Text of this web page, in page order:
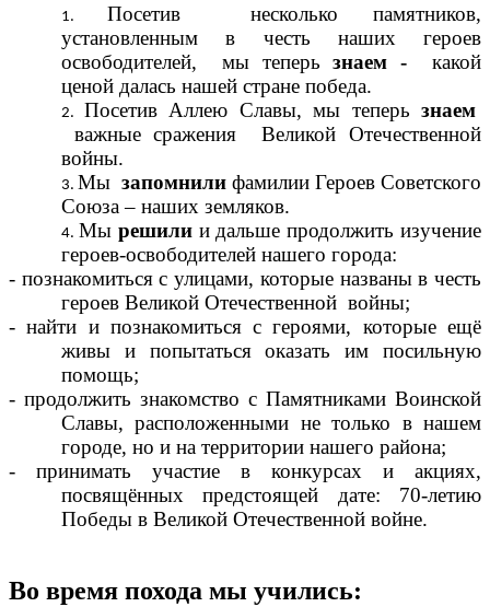
Посетив несколько памятников,
установленным в честь наших героев
освободителей, мы теперьзнаем -
какой
ценой далась нашей стране победа.
Посетив Аллею Славы, мы теперь знаем
важные сражения Великой Отечественной
войны.
Мы запомнили фамилии Героев Советского
Союза – наших земляков.
Мы решилии дальше продолжить изучение
героев-освободителей нашего города:
- познакомиться с улицами, которые названы в честь
героев Великой Отечественной войны;
- найти и познакомиться с героями, которые ещё
живы и попытаться оказать им посильную
помощь;
- продолжить знакомство с Памятниками Воинской
Славы, расположенными не только в нашем
городе, но и на территории нашего района;
- принимать участие в конкурсах и акциях,
посвящённых предстоящей дате: 70-летию
Победы в Великой Отечественной войне.
Во время похода мы учились: